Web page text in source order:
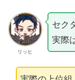
リッヒ
セク
実際